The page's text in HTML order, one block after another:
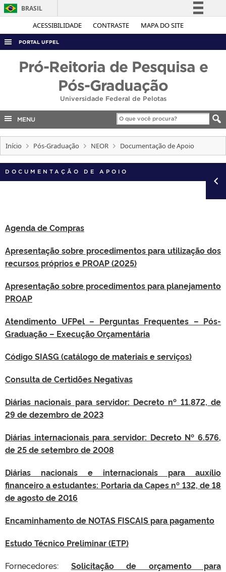
ACESSIBILIDADE CONTRASTE MAPA DO SITE
BRASIL
Simplifique!
Acesso à informação
Legislação
Canais
PORTAL UFPEL
CONCURSOS
EDITAIS
INTERNACIONAL
OUVIDORIA
Pró-Reitoria de Pesquisa e
Pós-Graduação
Universidade Federal de Pelotas
MENU
Início Pós-Graduação NEOR Documentação de Apoio
DOCUMENTAÇÃO DE APOIO
Agenda de Compras
Apresentação sobre procedimentos para utilização dos
recursos próprios e PROAP (2025)
Apresentação sobre procedimentos para planejamento
PROAP
Atendimento UFPel – Perguntas Frequentes – Pós-
Graduação – Execução Orçamentária
Código SIASG (catálogo de materiais e serviços)
Consulta de Certidões Negativas
Diárias nacionais para servidor: Decreto nº 11.872, de
29 de dezembro de 2023
Diárias internacionais para servidor: Decreto Nº 6.576,
de 25 de setembro de 2008
Diárias nacionais e internacionais para auxílio
financeiro a estudantes: Portaria da Capes nº 132, de 18
de agosto de 2016
Encaminhamento de NOTAS FISCAIS para pagamento
Estudo Técnico Preliminar (ETP)
Fornecedores: Solicitação de orçamento para